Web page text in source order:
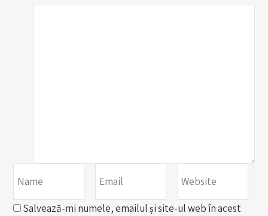
Salvează-mi numele, emailul și site-ul web în acest